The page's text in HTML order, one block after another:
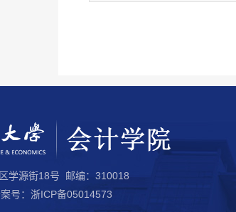
学源街18号 邮编：310018
号：浙ICP备05014573